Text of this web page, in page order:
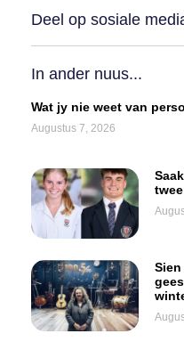
Deel op sosiale
In ander nuus...
Wat jy nie weet van
Augustus 7, 2026